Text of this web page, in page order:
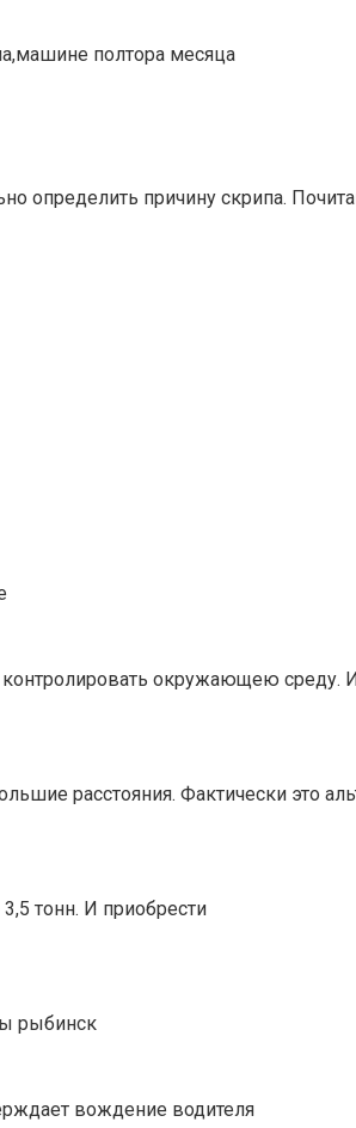
полтора месяца
определить причину скрипа.
окружающею среду.
расстояния. Фактически это
тонн. И приобрести
рыбинск
вождение водителя